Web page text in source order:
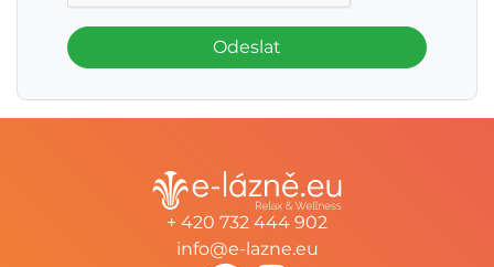
Odeslat
+ 420 732 444 902
info@e-lazne.eu